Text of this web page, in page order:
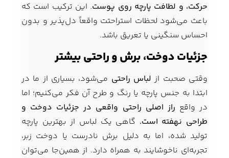
حرکت، و لطافت پارچه روی پوست. این ترکیب است که
باعث می‌شود لحظات استراحتت واقعاً دل‌پذیر و بدون
احساس سنگینی یا تعریق باشد.
جزئیات دوخت، برش و راحتی بیشتر
وقتی صحبت از لباس راحتی می‌شود، بسیاری از ما در
ابتدا به جنس پارچه یا رنگ و طرح آن فکر می‌کنیم؛ اما
در واقع راز اصلی راحتی واقعی در جزئیات دوخت و
طراحی نهفته است. گاهی یک لباس از بهترین پارچه
تولید شده، اما به دلیل برش نادرست یا دوخت زبر،
تجربه‌ای ناخوشایند به همراه دارد. از همین‌جا می‌توان